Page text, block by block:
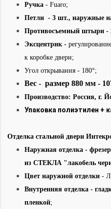
Ручка - Fuaro;
Петли - 3 шт., наружные
Противосъемный штыри -
Эксцентрик -
к коробке двери;
Угол открывания - 180°;
Вес - размер 880 мм -
Производство: Россия, г.
Упаковка полиэтилен +
Отделка стальной двери
Наружная отделка -
из СТЕКЛА "лакобель
Цвет наружной отделки -
Внутренняя отделка -
пленкой;